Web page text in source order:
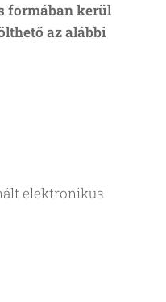
formában kerül
az alábbi
elektronikus